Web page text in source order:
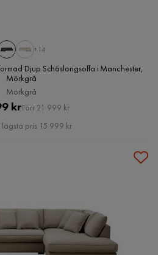
+14
Djup Schäslongsoffa i Manchester,
Mörkgrå
Mörkgrå
Pris
krOriginal
Pris
Förr 21 999 kr
pris 15 999 kr